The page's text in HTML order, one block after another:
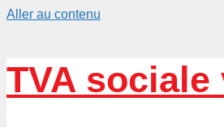
Aller au contenu
TVA